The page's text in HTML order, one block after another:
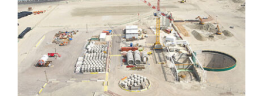
Terminal de GNL de
Dunkerque, Francia